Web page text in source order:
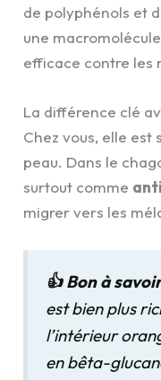
de polyphénols et
une
efficace contre les
La différence clé
Chez vous, elle
peau. Dans le
surtout comme
migrer vers les
👍Bon à
est bien plus
l’intérieur
en bêta-